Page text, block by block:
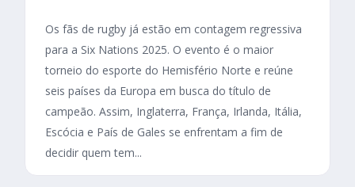
Os fãs de rugby já estão em contagem regressiva
para a Six Nations 2025. O evento é o maior
torneio do esporte do Hemisfério Norte e reúne
seis países da Europa em busca do título de
campeão. Assim, Inglaterra, França, Irlanda, Itália,
Escócia e País de Gales se enfrentam a fim de
decidir quem tem...